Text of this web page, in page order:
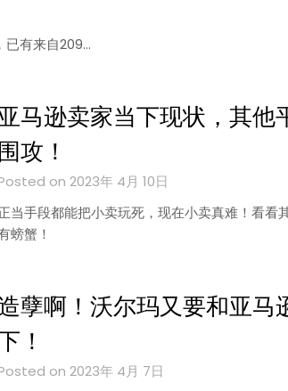
已有来自209…
马逊卖家当下现状，其他
围攻！
on 2023年 4月 10日
当手段都能把小卖玩死，现在小卖真难！看看
螃蟹！
孽啊！沃尔玛又要和亚马
！
on 2023年 4月 7日